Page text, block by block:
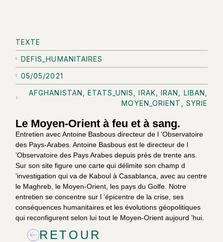
TEXTE
DEFIS_HUMANITAIRES
05/05/2021
AFGHANISTAN
,ETATS_UNIS ,IRAK ,IRAN LIBAN
MOYEN_ORIENT
SYRIE
Le Moyen-Orient à feu et à sang.
Entretien avec Antoine Basbous directeur de l ’Observatoire
des Pays-Arabes. Antoine Basbous est le directeur de l
’Observatoire des Pays Arabes depuis près de trente ans.
Sur son site figure une carte qui délimite son champ d
’investigation qui va de Kaboul à Casablanca, avec au centre
le Maghreb, le Moyen-Orient, les pays du Golfe. Notre
entretien se concentre sur l ’épicentre de la crise, ses
conséquences humanitaires et les évolutions géopolitiques
qui reconfigurent selon lui tout le Moyen-Orient aujourd ’hui.
RETOUR